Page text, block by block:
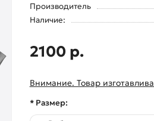
Производитель
Наличие:
2100 р.
Внимание. Товар
* Размер: